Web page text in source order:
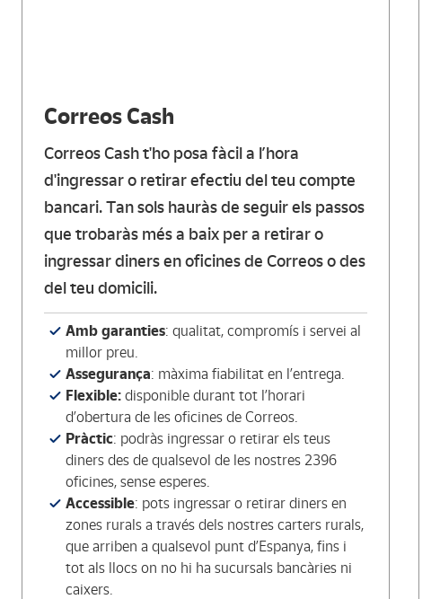
Correos Cash
Correos Cash t'ho posa fàcil a l’hora
d'ingressar o retirar efectiu del teu compte
bancari. Tan sols hauràs de seguir els passos
que trobaràs més a baix per a retirar o
ingressar diners en oficines de Correos o des
del teu domicili.
Amb garanties: qualitat, compromís i servei al
millor preu.
Assegurança: màxima fiabilitat en l’entrega.
Flexible: disponible durant tot l’horari
d’obertura de les oficines de Correos.
Pràctic: podràs ingressar o retirar els teus
diners des de qualsevol de les nostres 2396
oficines, sense esperes.
Accessible: pots ingressar o retirar diners en
zones rurals a través dels nostres carters rurals,
que arriben a qualsevol punt d’Espanya, fins i
tot als llocs on no hi ha sucursals bancàries ni
caixers.